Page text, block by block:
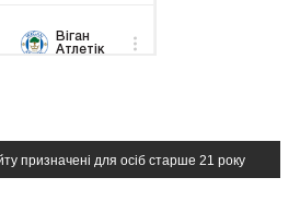
призначені для осіб старше 21 року